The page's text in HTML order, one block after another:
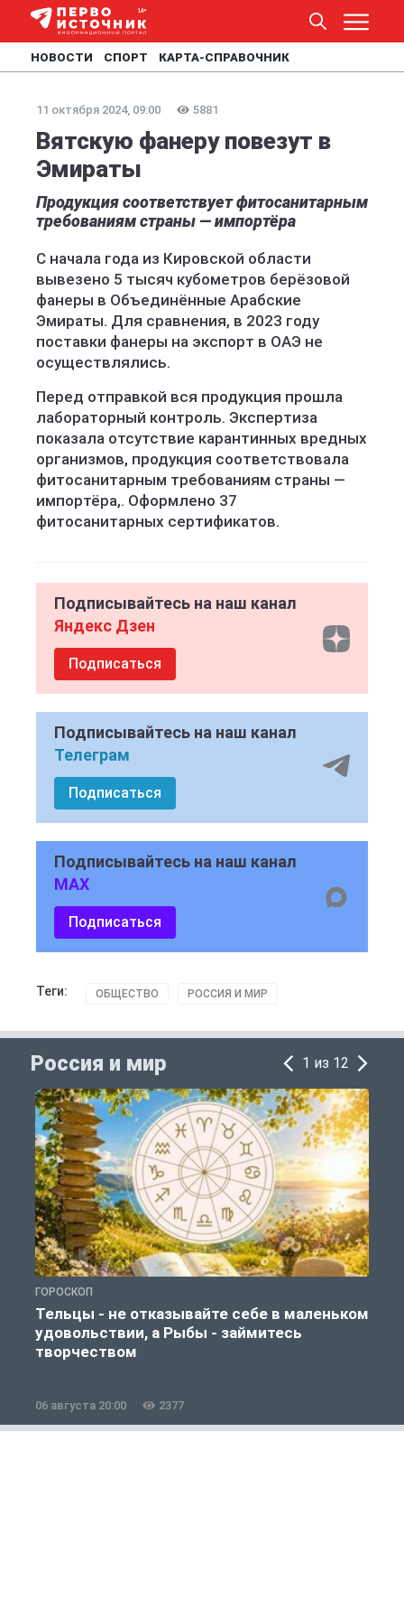
НОВОСТИ СПОРТ КАРТА-СПРАВОЧНИК
11 октября 2024, 09:00 5881
Вятскую фанеру повезут в
Эмираты
Продукция соответствует фитосанитарным
требованиям страны — импортёра
С начала года из Кировской области
вывезено 5 тысяч кубометров берёзовой
фанеры в Объединённые Арабские
Эмираты. Для сравнения, в 2023 году
поставки фанеры на экспорт в ОАЭ не
осуществлялись.
Перед отправкой вся продукция прошла
лабораторный контроль. Экспертиза
показала отсутствие карантинных вредных
организмов, продукция соответствовала
фитосанитарным требованиям страны —
импортёра,. Оформлено 37
фитосанитарных сертификатов.
Подписывайтесь на наш канал
Яндекс Дзен
Подписаться
Подписывайтесь на наш канал
Телеграм
Подписаться
Подписывайтесь на наш канал
MAX
Подписаться
Теги: ОБЩЕСТВО РОССИЯ И МИР
Россия и мир 1 из 12
ГОРОСКОП
Тельцы - не отказывайте себе в маленьком
удовольствии, а Рыбы - займитесь
творчеством
06 августа 20:00 2377